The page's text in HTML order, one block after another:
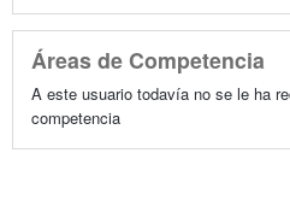
Áreas de Competencia
A este usuario todavía no se le ha
competencia